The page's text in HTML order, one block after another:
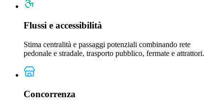
Flussi e accessibilità
Stima centralità e passaggi potenziali combinando rete
pedonale e stradale, trasporto pubblico, fermate e attrattori.
Concorrenza